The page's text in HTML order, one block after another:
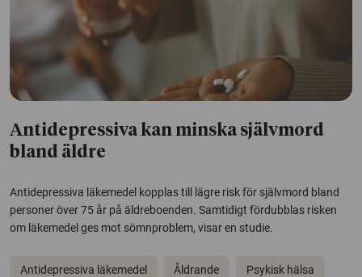
Antidepressiva kan minska självmord
bland äldre
Antidepressiva läkemedel kopplas till lägre risk för självmord bland
personer över 75 år på äldreboenden. Samtidigt fördubblas risken
om läkemedel ges mot sömnproblem, visar en studie.
Antidepressiva läkemedel Åldrande Psykisk hälsa